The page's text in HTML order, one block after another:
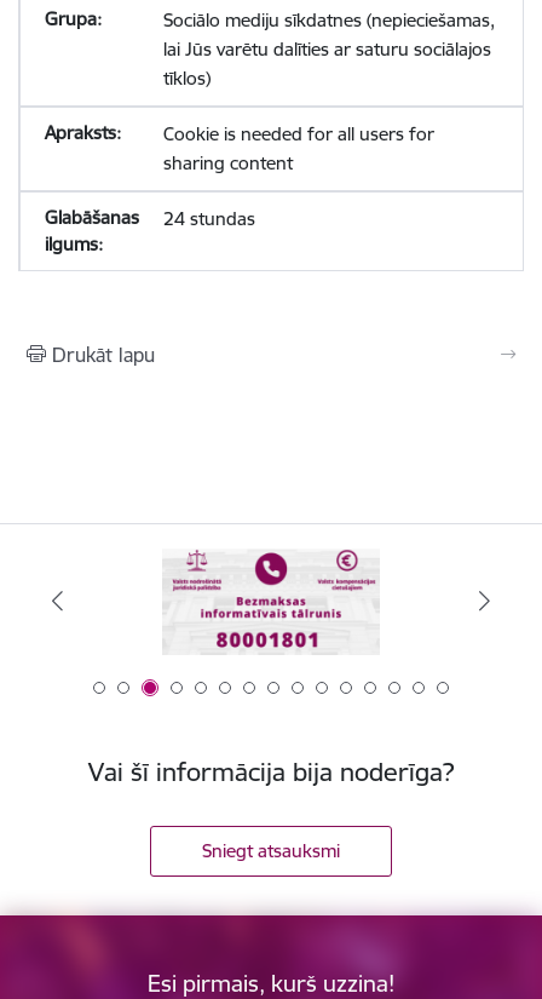
Sociālo mediju sīkdatnes (nepieciešamas,
lai Jūs varētu dalīties ar saturu sociālajos
tīklos)
Cookie is needed for all users for
sharing content
24 stundas
Drukāt lapu
Vai šī informācija bija noderīga?
Sniegt atsauksmi
Esi pirmais, kurš uzzina!